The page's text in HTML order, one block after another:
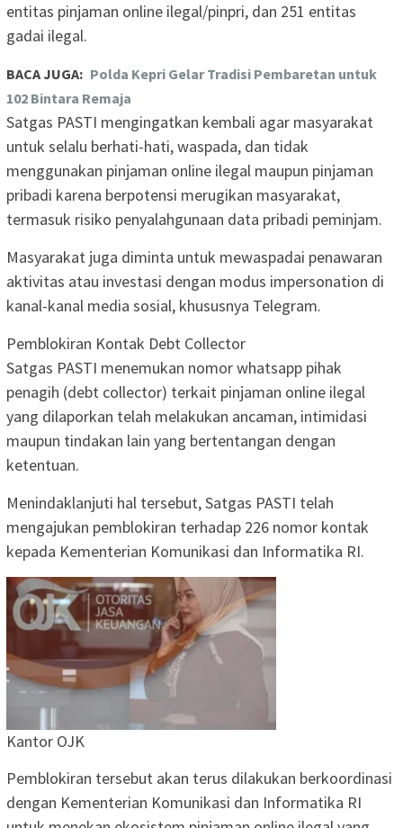
entitas pinjaman online ilegal/pinpri, dan 251 entitas
gadai ilegal.
BACA JUGA: Polda Kepri Gelar Tradisi Pembaretan untuk
102 Bintara Remaja
Satgas PASTI mengingatkan kembali agar masyarakat
untuk selalu berhati-hati, waspada, dan tidak
menggunakan pinjaman online ilegal maupun pinjaman
pribadi karena berpotensi merugikan masyarakat,
termasuk risiko penyalahgunaan data pribadi peminjam.
Masyarakat juga diminta untuk mewaspadai penawaran
aktivitas atau investasi dengan modus impersonation di
kanal-kanal media sosial, khususnya Telegram.
Pemblokiran Kontak Debt Collector
Satgas PASTI menemukan nomor whatsapp pihak
penagih (debt collector) terkait pinjaman online ilegal
yang dilaporkan telah melakukan ancaman, intimidasi
maupun tindakan lain yang bertentangan dengan
ketentuan.
Menindaklanjuti hal tersebut, Satgas PASTI telah
mengajukan pemblokiran terhadap 226 nomor kontak
kepada Kementerian Komunikasi dan Informatika RI.
Kantor OJK
Pemblokiran tersebut akan terus dilakukan berkoordinasi
dengan Kementerian Komunikasi dan Informatika RI